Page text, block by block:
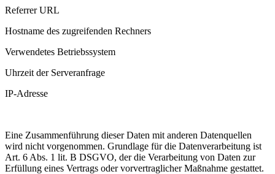
Referrer URL
Hostname des zugreifenden Rechners
Verwendetes Betriebssystem
Uhrzeit der Serveranfrage
IP-Adresse
Eine Zusammenführung dieser Daten mit anderen Datenquellen
wird nicht vorgenommen. Grundlage für die Datenverarbeitung ist
Art. 6 Abs. 1 lit. B DSGVO, der die Verarbeitung von Daten zur
Erfüllung eines Vertrags oder vorvertraglicher Maßnahme gestattet.